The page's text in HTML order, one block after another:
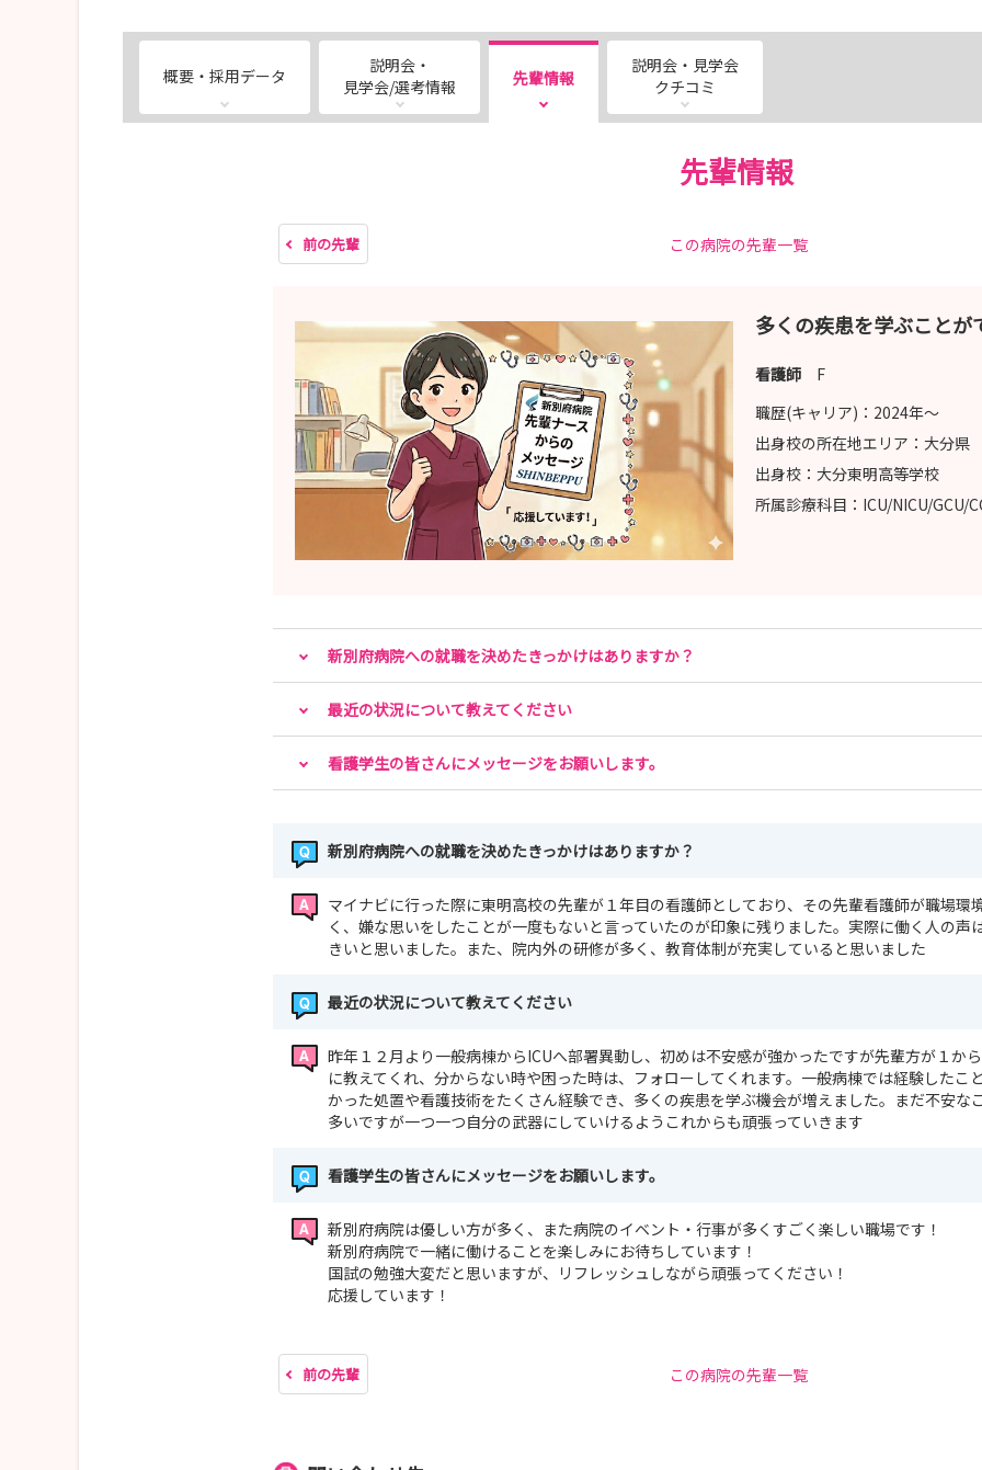
皆さんのエントリーをお待ちしています。
随時、♪先輩情報も更新中です♪ご確認ください。
概要・採用データ
説明会・
見学会/選考情報
先輩情報
説明会・見学会
クチコミ
先輩情報
前の先輩 この病院の先輩一覧
多くの疾患を学ぶことが
看護師 F
職歴(キャリア)： 2024年〜
出身校の所在地エリア： 大分県
出身校： 大分東明高等学校
所属診療科目： ICU/NICU/GCU/
新別府病院への就職を決めたきっかけはありますか？
最近の状況について教えてください
看護学生の皆さんにメッセージをお願いします。
新別府病院への就職を決めたきっかけはありますか？
マイナビに行った際に東明高校の先輩が１年目の看護師としており、その先輩看護師が職場環
く、嫌な思いをしたことが一度もないと言っていたのが印象に残りました。実際に働く人の声
きいと思いました。また、院内外の研修が多く、教育体制が充実していると思いました
最近の状況について教えてください
昨年１２月より一般病棟からICUへ部署異動し、初めは不安感が強かったですが先輩方が１か
に教えてくれ、分からない時や困った時は、フォローしてくれます。一般病棟では経験したこ
かった処置や看護技術をたくさん経験でき、多くの疾患を学ぶ機会が増えました。まだ不安な
多いですが一つ一つ自分の武器にしていけるようこれからも頑張っていきます
看護学生の皆さんにメッセージをお願いします。
新別府病院は優しい方が多く、また病院のイベント・行事が多くすごく楽しい職場です！
新別府病院で一緒に働けることを楽しみにお待ちしています！
国試の勉強大変だと思いますが、リフレッシュしながら頑張ってください！
応援しています！
前の先輩 この病院の先輩一覧